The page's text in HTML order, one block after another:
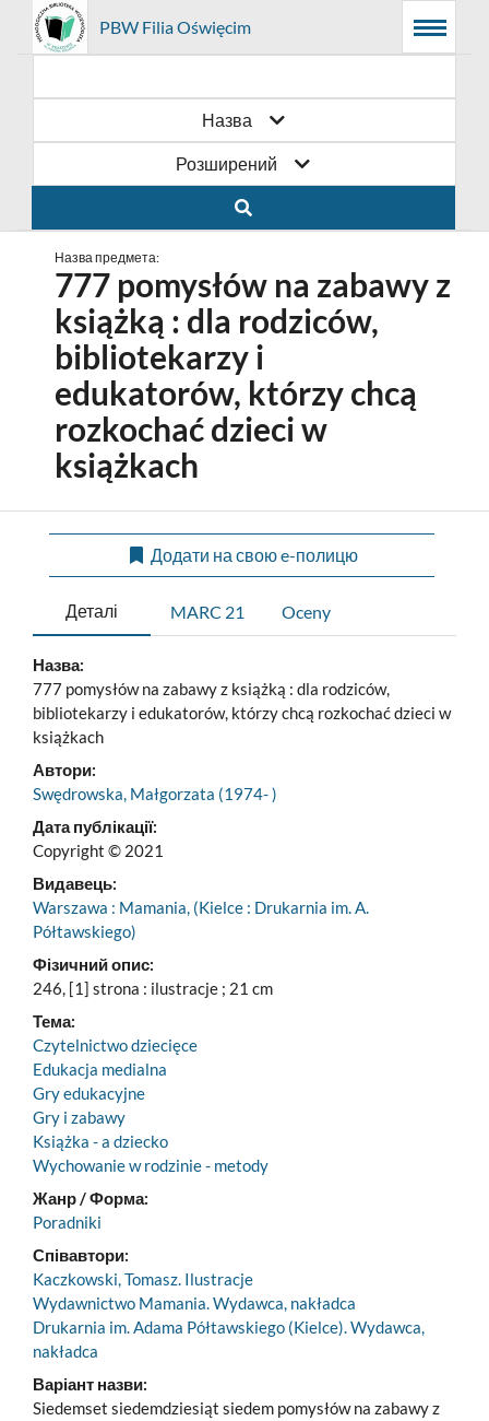
Головне
меню
Пошукова
система
Основний
контент
Prolib
Integro
-
сторінка
PBW Filia Oświęcim
Menu
Назва
Розширений
Назва предмета:
777 pomysłów na zabawy z
książką : dla rodziców,
bibliotekarzy i
edukatorów, którzy chcą
rozkochać dzieci w
książkach
Додати на свою e-полицю
Деталі MARC 21 Oceny
Назва:
777 pomysłów na zabawy z książką : dla rodziców,
bibliotekarzy i edukatorów, którzy chcą rozkochać dzieci w
książkach
Автори:
Swędrowska, Małgorzata (1974- )
Дата публікації:
Copyright © 2021
Видавець:
Warszawa : Mamania, (Kielce : Drukarnia im. A.
Półtawskiego)
Фізичний опис:
246, [1] strona : ilustracje ; 21 cm
Тема:
Czytelnictwo dziecięce
Edukacja medialna
Gry edukacyjne
Gry i zabawy
Książka - a dziecko
Wychowanie w rodzinie - metody
Жанр / Форма:
Poradniki
Співавтори:
Kaczkowski, Tomasz. Ilustracje
Wydawnictwo Mamania. Wydawca, nakładca
Drukarnia im. Adama Półtawskiego (Kielce). Wydawca,
nakładca
Варіант назви:
Siedemset siedemdziesiąt siedem pomysłów na zabawy z